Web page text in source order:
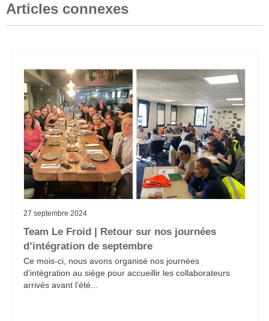
Articles connexes
27 septembre 2024
Team Le Froid | Retour sur nos journées
d’intégration de septembre
Ce mois-ci, nous avons organisé nos journées
d’intégration au siège pour accueillir les collaborateurs
arrivés avant l’été...